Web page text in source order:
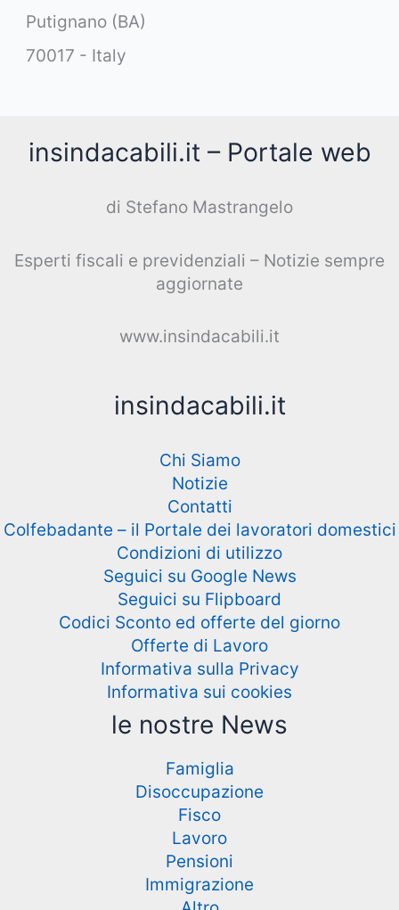
Putignano (BA)
70017 - Italy
insindacabili.it – Portale web
di Stefano Mastrangelo
Esperti fiscali e previdenziali – Notizie sempre
aggiornate
www.insindacabili.it
insindacabili.it
Chi Siamo
Notizie
Contatti
Colfebadante – il Portale dei lavoratori domestici
Condizioni di utilizzo
Seguici su Google News
Seguici su Flipboard
Codici Sconto ed offerte del giorno
Offerte di Lavoro
Informativa sulla Privacy
Informativa sui cookies
le nostre News
Famiglia
Disoccupazione
Fisco
Lavoro
Pensioni
Immigrazione